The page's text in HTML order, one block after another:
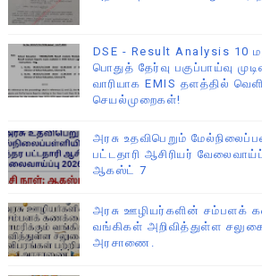
DSE - Result Analysis 10
பொதுத் தேர்வு பகுப்பாய்வு
வாரியாக EMIS தளத்தில்
செயல்முறைகள்!
அரசு உதவிபெறும்
பட்டதாரி ஆசிரியர்
ஆகஸ்ட் 7
அரசு ஊழியர்களின் சம்பளக்
வங்கிகள் அறிவித்துள்ள
அரசாணை.